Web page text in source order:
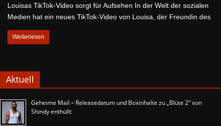
Louisas TikTok-Video sorgt für Aufsehen In der Welt der sozialen
Medien hat ein neues TikTok-Video von Louisa, der Freundin des
Weiterlesen
Aktuell
Geheime Mail – Releasedatum und Boxinhalte zu „Blüte 2“ von
Shindy enthüllt